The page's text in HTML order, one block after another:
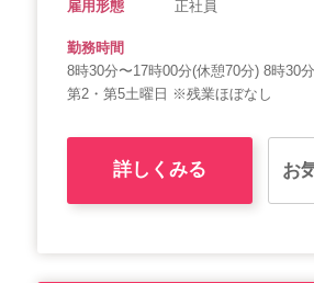
雇用形態 正社員
勤務時間
8時30分〜17時00分(休憩70分) 8時
第2・第5土曜日 ※残業ほぼなし
詳しくみる お